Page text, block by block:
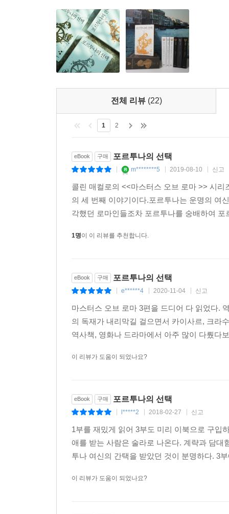
사실 우리가 벌이는 다른 전쟁들도 주로 그렇게
맡기면, 그는 노획물을 찾아서 전쟁에 나서는 겁
전쟁, 카이피오와 게르만족의 전쟁, 실라누스와 게
저들이 나를 영원히 상아 대좌에 앉지 못하게 하려
유구르타는 가까운 혈족들을 무수히 죽이기는 했
미트리다테스는 자기 자신을 신으로 여기는데다
“로마가 너무 바빠서 우리에게 크게 주의를 기울
조만간 로마는 서방이나 아프리카에서의 전쟁에
로마로부터 벗어나기로 새로이 결심하게 된 것은
을 나눠주던 시절은 이미 끝났으며 지금의 이 상
인이 로마 치하의 삶을 도저히 참을 수도, 견딜 수
우리 로마인들은 로마를, 오직 로마만 섬긴다오.
꿇지도 않소. 로마가 우리의 신이자 우리의 왕,
사람도 이상도 숭배하지 않소. 사람은 왔다가 가
리오. 하지만 터전은 그 땅에 사는 자들이 가꾸고
전체 리뷰 (22)
1 2
eBook 구매 포르투나의 선택
m********5 2019-08-10 신고
콜린 매컬로의 <<마스터스 오브 로마 >> 시
의 세 번째 이야기이다.포르투나는 운명의 여
각했던 로마인들조차 포르투나를 숭배하여
1명이 이 리뷰를 추천합니다.
eBook 구매 포르투나의 선택
e******4 2020-11-04 신고
마스터스 오브 로마 3편을 드디어 다 읽었다.
의 독재가 내리막길 걸으면서 카이사르, 크라
역사책, 영화나 드라마에서 아주 많이 다뤘다
이 리뷰가 도움이 되었나요?
eBook 구매 포르투나의 선택
l*****2 2018-02-27 신고
1부를 재밌게 읽어 3부도 미리 이북으로 구입
애를 받는 사람은 술라로 나온다. 계략과 담
투나 여신의 간택을 받았던 것이 분명하다. 3
이 리뷰가 도움이 되었나요?